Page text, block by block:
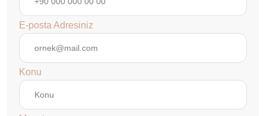
E-posta Adresiniz
Konu